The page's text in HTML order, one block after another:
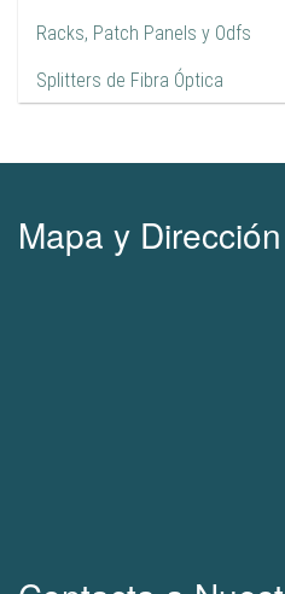
Racks, Patch Panels y Odfs
Splitters de Fibra Óptica
Mapa y Dirección